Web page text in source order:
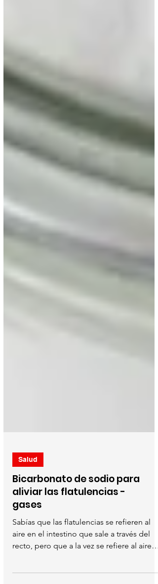
Salud
Bicarbonato de sodio para
aliviar las flatulencias -
gases
Sabías que las flatulencias se refieren al
recto, pero que a la vez se refiere al aire